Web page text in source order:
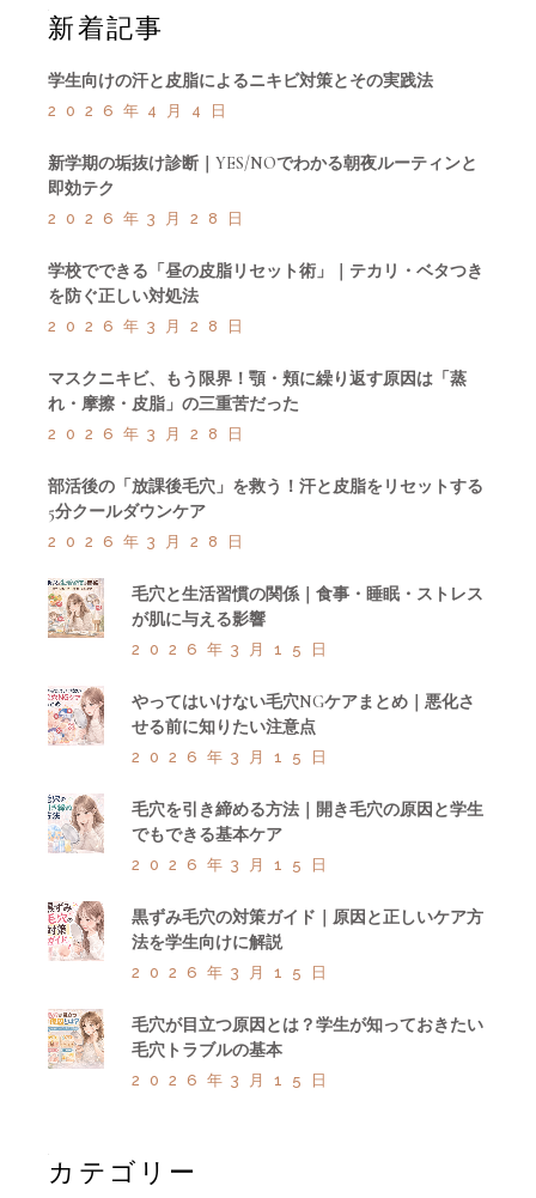
新着記事
学生向けの汗と皮脂によるニキビ対策とその実践法
2026年4月4日
新学期の垢抜け診断｜YES/NOでわかる朝夜ルーティンと
即効テク
2026年3月28日
学校でできる「昼の皮脂リセット術」｜テカリ・ベタつき
を防ぐ正しい対処法
2026年3月28日
マスクニキビ、もう限界！顎・頬に繰り返す原因は「蒸
れ・摩擦・皮脂」の三重苦だった
2026年3月28日
部活後の「放課後毛穴」を救う！汗と皮脂をリセットする
5分クールダウンケア
2026年3月28日
毛穴と生活習慣の関係｜食事・睡眠・ストレス
が肌に与える影響
2026年3月15日
やってはいけない毛穴NGケアまとめ｜悪化さ
せる前に知りたい注意点
2026年3月15日
毛穴を引き締める方法｜開き毛穴の原因と学生
でもできる基本ケア
2026年3月15日
黒ずみ毛穴の対策ガイド｜原因と正しいケア方
法を学生向けに解説
2026年3月15日
毛穴が目立つ原因とは？学生が知っておきたい
毛穴トラブルの基本
2026年3月15日
カテゴリー